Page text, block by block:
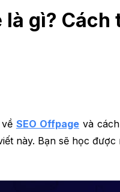
là gì?
SEO Offpagevà cách
này. Bạn sẽ học